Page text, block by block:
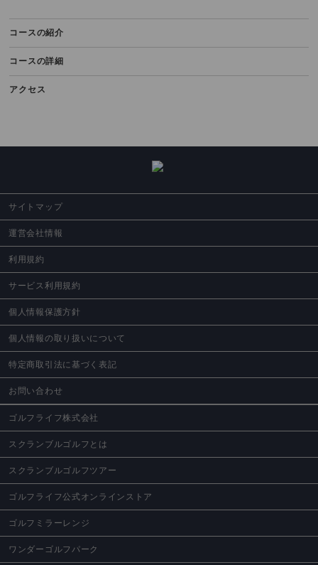
コースの紹介
コースの詳細
アクセス
サイトマップ
運営会社情報
利用規約
サービス利用規約
個人情報保護方針
個人情報の取り扱いについて
特定商取引法に基づく表記
お問い合わせ
ゴルフライフ株式会社
スクランブルゴルフとは
スクランブルゴルフツアー
ゴルフライフ公式オンラインストア
ゴルフミラーレンジ
ワンダーゴルフパーク